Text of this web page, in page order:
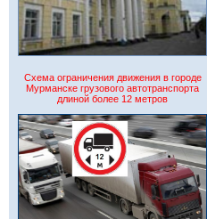
Схема ограничения движения в городе
Мурманске грузового автотранспорта
длиной более 12 метров